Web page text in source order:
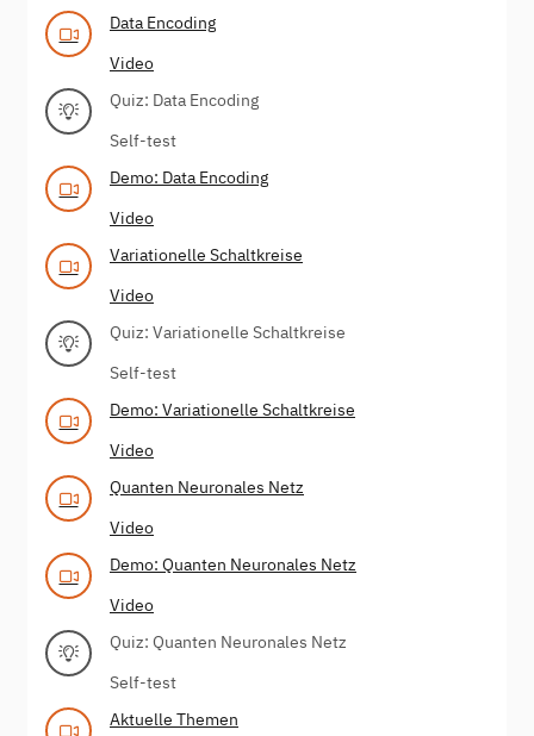
Data Encoding
Video
Quiz: Data Encoding
Self-test
Demo: Data Encoding
Video
Variationelle Schaltkreise
Video
Quiz: Variationelle Schaltkreise
Self-test
Demo: Variationelle Schaltkreise
Video
Quanten Neuronales Netz
Video
Demo: Quanten Neuronales Netz
Video
Quiz: Quanten Neuronales Netz
Self-test
Aktuelle Themen